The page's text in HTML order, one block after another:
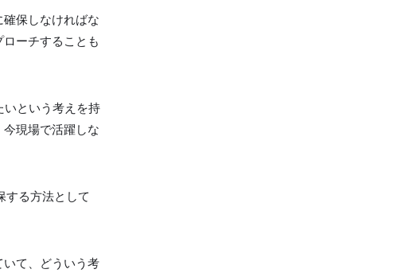
保しなければな
ーチすることも
いという考えを持
現場で活躍しな
する方法として
いて、どういう考